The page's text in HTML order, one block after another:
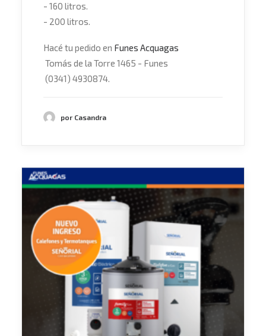
- 160 litros.
- 200 litros.
Hacé tu pedido en Funes Acquagas
Tomás de la Torre 1465 - Funes
(0341) 4930874.
por Casandra